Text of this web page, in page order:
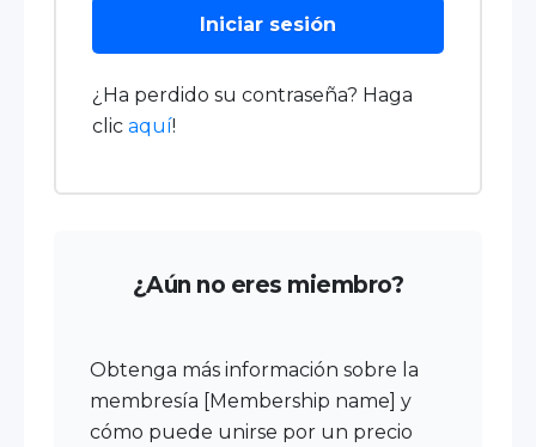
Iniciar sesión
¿Ha perdido su contraseña? Haga
clic aquí!
¿Aún no eres miembro?
Obtenga más información sobre la
membresía [
Membership name ] y
cómo puede unirse por un precio